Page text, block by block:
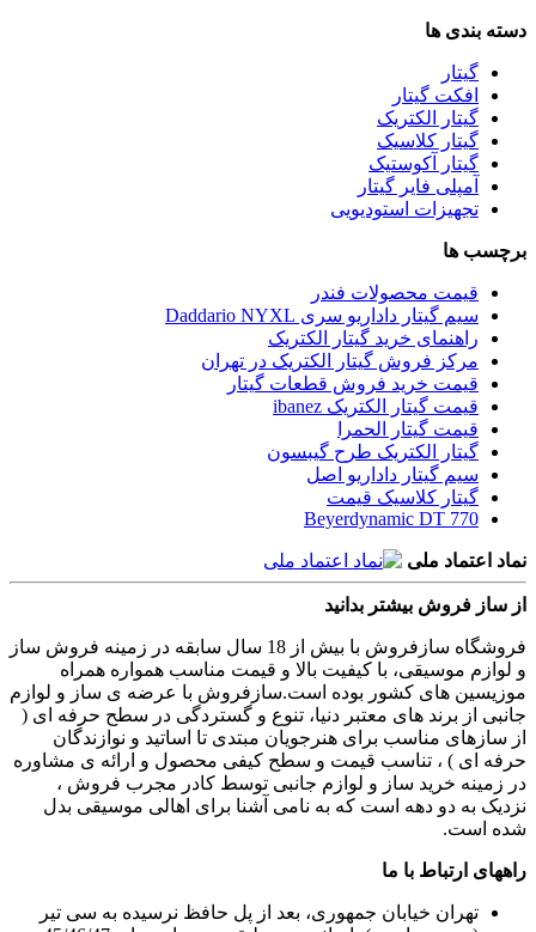
دسته بندی ها
گیتار
افکت گیتار
گیتار الکتریک
گیتار کلاسیک
گیتار آکوستیک
آمپلی فایر گیتار
تجهیزات استودیویی
برچسب ها
قیمت محصولات فندر
سیم گیتار داداریو سری Daddario NYXL
راهنمای خرید گیتار الکتریک
مرکز فروش گیتار الکتریک در تهران
قیمت خرید فروش قطعات گیتار
قیمت گیتار الکتریک ibanez
قیمت گیتار الحمرا
گیتار الکتریک طرح گیبسون
سیم گیتار داداریو اصل
گیتار کلاسیک قیمت
Beyerdynamic DT 770
نماد اعتماد ملی
از ساز فروش بیشتر بدانید
فروشگاه سازفروش با بیش از 18 سال سابقه در زمینه فروش ساز
و لوازم موسیقی، با کیفیت بالا و قیمت مناسب همواره همراه
موزیسین های کشور بوده است.سازفروش با عرضه ی ساز و لوازم
جانبی از برند های معتبر دنیا، تنوع و گستردگی در سطح حرفه ای (
از سازهای مناسب برای هنرجویان مبتدی تا اساتید و نوازندگان
حرفه ای ) ، تناسب قیمت و سطح کیفی محصول و ارائه ی مشاوره
در زمینه خرید ساز و لوازم جانبی توسط کادر مجرب فروش ،
نزدیک به دو دهه است که به نامی آشنا برای اهالی موسیقی بدل
شده است.
راههای ارتباط با ما
تهران خیابان جمهوری، بعد از پل حافظ نرسیده به سی تیر